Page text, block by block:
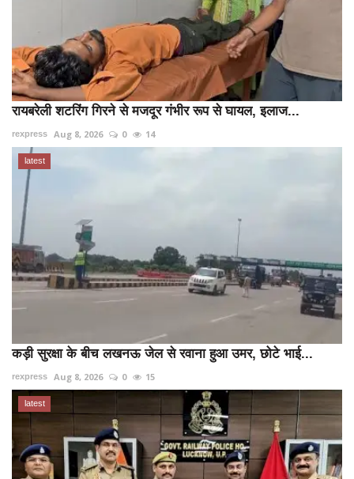
रायबरेली शटरिंग गिरने से मजदूर गंभीर रूप से घायल, इलाज...
rexpress Aug 8, 2026 0 14
latest
कड़ी सुरक्षा के बीच लखनऊ जेल से रवाना हुआ उमर, छोटे भाई...
rexpress Aug 8, 2026 0 15
latest